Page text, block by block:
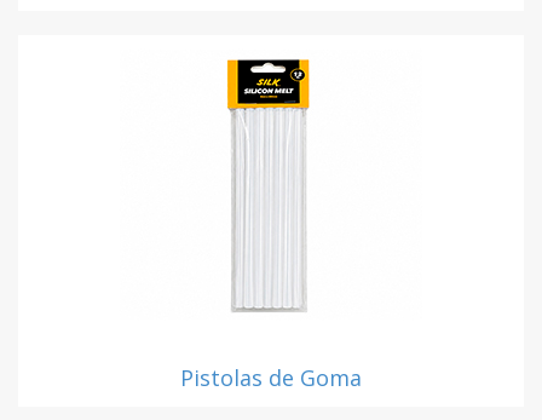
Pistolas de Goma